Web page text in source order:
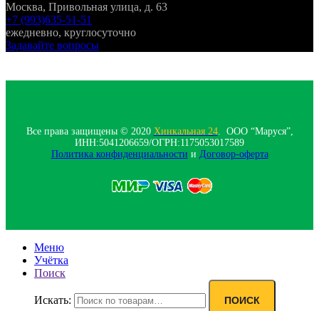
Москва, Привольная улица, д. 63
+7 (993)635-51-51
ежедневно, круглосуточно
Задавайте вопросы
Все права защищены © 2020 Хинкальная 24. ООО “Маруся”,
ИНН:5041206659/ОГРН:1175053017589
Политика конфиденциальности‍ и Договор-оферта
Меню
Учётка
Поиск
Искать: ПОИСК